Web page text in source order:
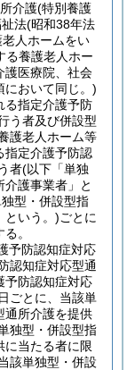
介護(特別養護
法(昭和38年法
人ホームをい
る養護老人ホー
護医療院、社会
において同じ。)
る指定介護予防
う者及び併設型
護老人ホーム等
指定介護予防認
者(以下「単独
護事業者」と
型・併設型指
という。)ごとに
。
予防認知症対応
認知症対応型通
予防認知症対応
ごとに、当該単
通所介護を提供
独型・併設型指
に当たる者に限
該単独型・併設